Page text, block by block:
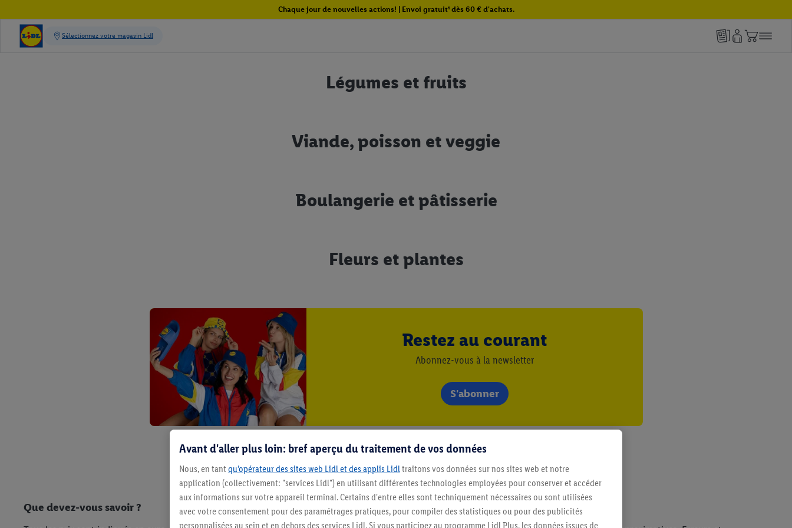
Chaque jour de nouvelles actions! | Envoi gratuit¹ dès 60 € d'achats.
Légumes et fruits
Viande, poisson et veggie
Boulangerie et pâtisserie
Fleurs et plantes
Restez au courant
Abonnez-vous à la newsletter
S'abonner
Que devez-vous savoir ?
Avant d'aller plus loin: bref aperçu du traitement de vos données
Nous, en tant qu’opérateur des sites web Lidl et des applis Lidltraitons vos données sur nos sites web et notre
application (collectivement: "services Lidl") en utilisant différentes technologies employées pour conserver et accéder
aux informations sur votre appareil terminal. Certains d'entre elles sont techniquement nécessaires ou sont utilisées
avec votre consentement pour des paramétrages pratiques, pour compiler des statistiques ou pour des publicités
personnalisées au sein et en dehors des services Lidl. Si vous participez au programme Lidl Plus, les données issues de